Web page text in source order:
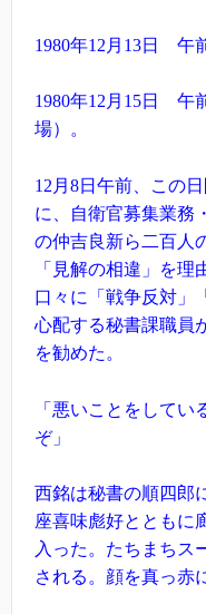
1980年12月13日 午
1980年12月15日 午
場）。
12月8日午前、この
に、自衛官募集業務
の仲吉良新ら二百人
「見解の相違」を
口々に「戦争反対」
心配する秘書課職員
を勧めた。
「悪いことをしてい
ぞ」
西銘は秘書の順四郎
座喜味彪好とともに
入った。たちまちス
される。顔を真っ赤